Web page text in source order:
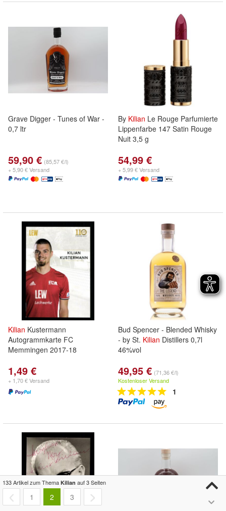
Grave Digger - Tunes of War -
0,7 ltr
59,90 € (85,57 €/l)
+ 5,90 € Versand
By Kilian Le Rouge Parfumierte
Lippenfarbe 147 Satin Rouge
Nuit 3,5 g
54,99 €
+ 5,99 € Versand
Kilian Kustermann
Autogrammkarte FC
Memmingen 2017-18
1,49 €
+ 1,70 € Versand
Bud Spencer - Blended Whisky
- by St. Kilian Distillers 0,7l
46%vol
49,95 € (71,36 €/l)
Kostenloser Versand
1
133 Artikel zum Thema Kilian auf 3 Seiten
1 2 3